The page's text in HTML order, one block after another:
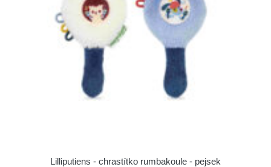
Lilliputiens - chrastítko rumbakoule - pejsek